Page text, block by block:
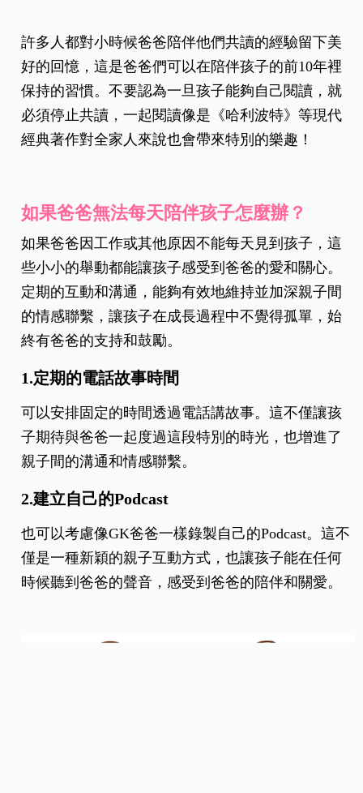
許多人都對小時候爸爸陪伴他們共讀的經驗留下美
好的回憶，這是爸爸們可以在陪伴孩子的前10年裡
保持的習慣。不要認為一旦孩子能夠自己閱讀，就
必須停止共讀，一起閱讀像是《哈利波特》等現代
經典著作對全家人來說也會帶來特別的樂趣！
如果爸爸無法每天陪伴孩子怎麼辦？
如果爸爸因工作或其他原因不能每天見到孩子，這
些小小的舉動都能讓孩子感受到爸爸的愛和關心。
定期的互動和溝通，能夠有效地維持並加深親子間
的情感聯繫，讓孩子在成長過程中不覺得孤單，始
終有爸爸的支持和鼓勵。
1.定期的電話故事時間
可以安排固定的時間透過電話講故事。這不僅讓孩
子期待與爸爸一起度過這段特別的時光，也增進了
親子間的溝通和情感聯繫。
2.建立自己的Podcast
也可以考慮像GK爸爸一樣錄製自己的Podcast。這不
僅是一種新穎的親子互動方式，也讓孩子能在任何
時候聽到爸爸的聲音，感受到爸爸的陪伴和關愛。